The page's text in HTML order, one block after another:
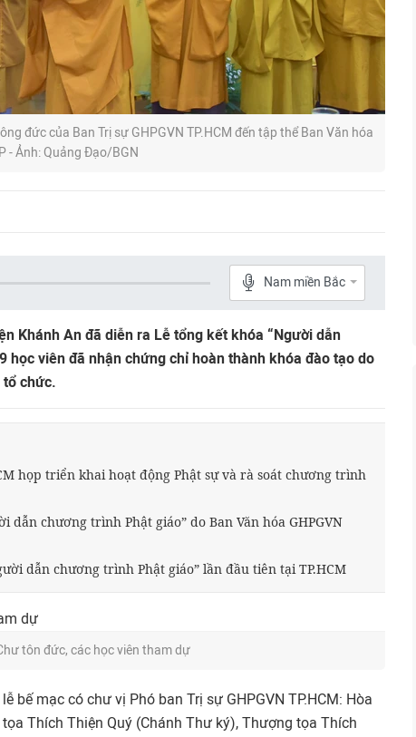
đức của Ban Trị sự GHPGVN TP.HCM đến tập thể Ban Văn hóa
- Ảnh: Quảng Đạo/BGN
Nam miền Bắc
Khánh An đã diễn ra Lễ tổng kết khóa “Người dẫn
học viên đã nhận chứng chỉ hoàn thành khóa đào tạo do
tổ chức.
họp triển khai hoạt động Phật sự và rà soát chương trình
dẫn chương trình Phật giáo” do Ban Văn hóa GHPGVN
dẫn chương trình Phật giáo” lần đầu tiên tại TP.HCM
tôn đức, các học viên tham dự
bế mạc có chư vị Phó ban Trị sự GHPGVN TP.HCM: Hòa
Thích Thiện Quý (Chánh Thư ký), Thượng tọa Thích